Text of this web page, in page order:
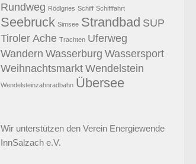
Rundweg Rödlgries Schiff Schifffahrt
Seebruck Simsee Strandbad SUP
Tiroler Ache Trachten Uferweg
Wandern Wasserburg Wassersport
Weihnachtsmarkt Wendelstein
Wendelsteinzahnradbahn Übersee
Wir unterstützen den Verein Energiewende
InnSalzach e.V.